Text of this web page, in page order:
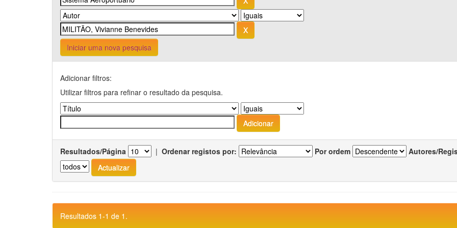
Iniciar uma nova pesquisa
Adicionar filtros:
Utilizar filtros para refinar o resultado da pesquisa.
Resultados/Página | Ordenar registos por: Por ordem Autores/
Resultados 1-1 de 1.